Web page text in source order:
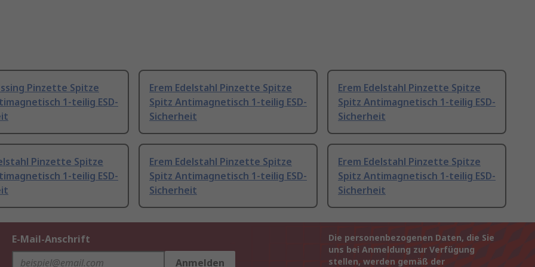
Pinzette Spitze
1-teilig ESD-
Erem Edelstahl Pinzette Spitze
Spitz Antimagnetisch 1-teilig ESD-
Sicherheit
Erem Edelstahl Pinzette Spitze
Spitz Antimagnetisch 1-teilig ESD-
Sicherheit
Pinzette Spitze
1-teilig ESD-
Erem Edelstahl Pinzette Spitze
Spitz Antimagnetisch 1-teilig ESD-
Sicherheit
Erem Edelstahl Pinzette Spitze
Spitz Antimagnetisch 1-teilig ESD-
Sicherheit
E-Mail-Anschrift
Anmelden
Die personenbezogenen Daten, die Sie
uns bei Anmeldung zur Verfügung
stellen, werden gemäß der